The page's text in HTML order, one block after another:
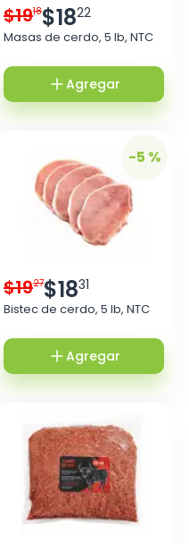
$1918$1822
Masas de cerdo, 5 lb, NTC
Agregar
-5 %
$1927$1831
Bistec de cerdo, 5 lb, NTC
Agregar